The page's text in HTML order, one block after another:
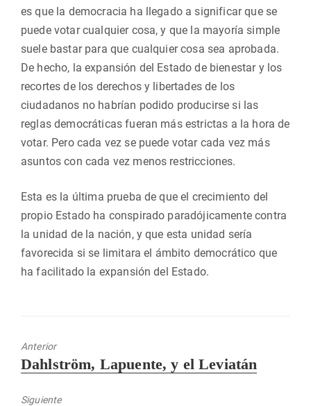
es que la democracia ha llegado a significar que se
puede votar cualquier cosa, y que la mayoría simple
suele bastar para que cualquier cosa sea aprobada.
De hecho, la expansión del Estado de bienestar y los
recortes de los derechos y libertades de los
ciudadanos no habrían podido producirse si las
reglas democráticas fueran más estrictas a la hora de
votar. Pero cada vez se puede votar cada vez más
asuntos con cada vez menos restricciones.
Esta es la última prueba de que el crecimiento del
propio Estado ha conspirado paradójicamente contra
la unidad de la nación, y que esta unidad sería
favorecida si se limitara el ámbito democrático que
ha facilitado la expansión del Estado.
Anterior
Entrada
Dahlström, Lapuente, y el Leviatán
Siguiente